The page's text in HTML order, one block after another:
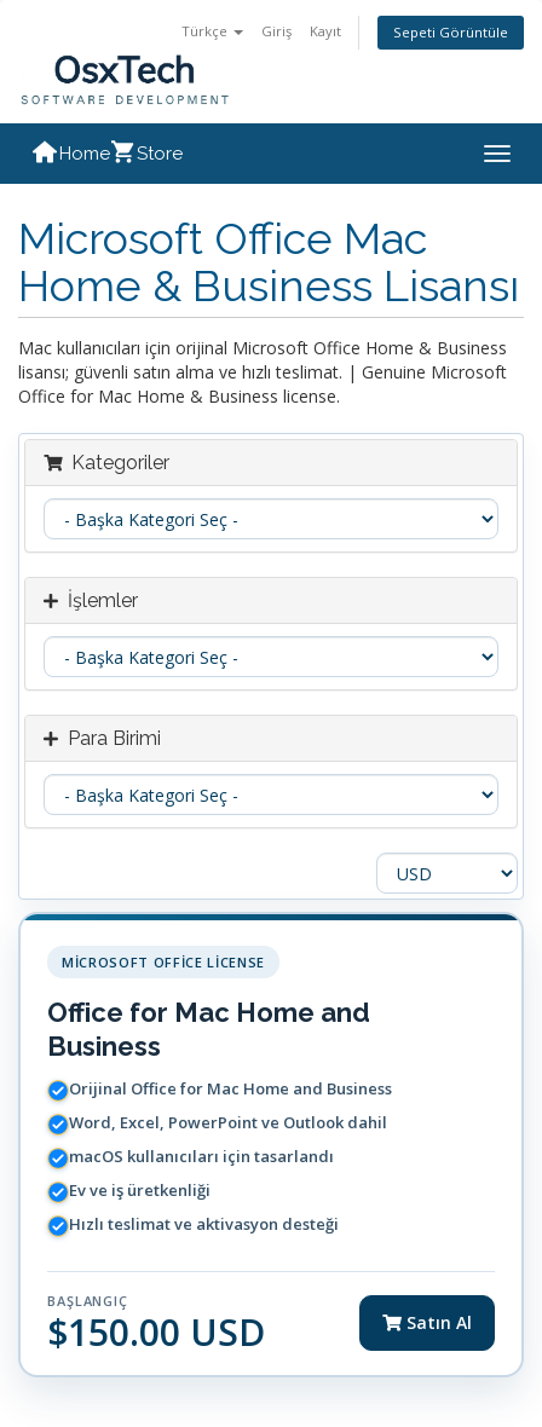
Türkçe Giriş Kayıt Sepeti Görüntüle
Home Store
Microsoft Office Mac
Home & Business Lisansı
Mac kullanıcıları için orijinal Microsoft Office Home & Business
lisansı; güvenli satın alma ve hızlı teslimat. | Genuine Microsoft
Office for Mac Home & Business license.
Kategoriler
İşlemler
Para Birimi
MICROSOFT OFFICE LICENSE
Office for Mac Home and
Business
Orijinal Office for Mac Home and Business
Word, Excel, PowerPoint ve Outlook dahil
macOS kullanıcıları için tasarlandı
Ev ve iş üretkenliği
Hızlı teslimat ve aktivasyon desteği
BAŞLANGIÇ
$150.00 USD Satın Al